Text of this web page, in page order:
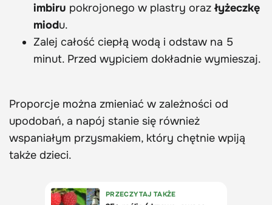
imbiru pokrojonego w plastry oraz łyżeczkę
miodu.
Zalej całość ciepłą wodą i odstaw na 5
minut. Przed wypiciem dokładnie wymieszaj.
Proporcje można zmieniać w zależności od
upodobań, a napój stanie się również
wspaniałym przysmakiem, który chętnie wpiją
także dzieci.